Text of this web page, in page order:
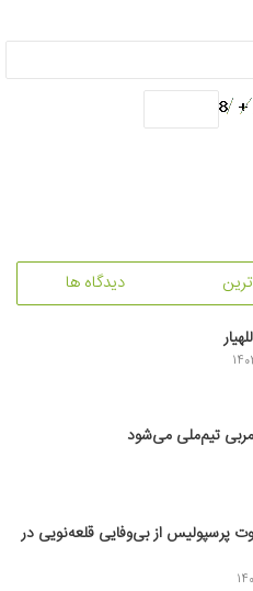
دیدگاه ها
تیم‌ملی می‌شود
پرسپولیس از بی‌وفایی قلعه‌نویی در